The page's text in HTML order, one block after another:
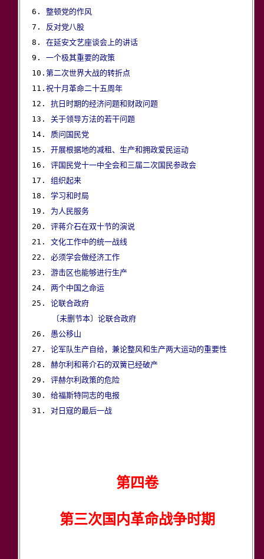
6. 整顿党的作风
7. 反对党八股
8. 在延安文艺座谈会上的讲话
9. 一个极其重要的政策
10. 第二次世界大战的转折点
11. 祝十月革命二十五周年
12. 抗日时期的经济问题和财政问题
13. 关于领导方法的若干问题
14. 质问国民党
15. 开展根据地的减租、生产和拥政爱民运动
16. 评国民党十一中全会和三届二次国民参政会
17. 组织起来
18. 学习和时局
19. 为人民服务
20. 评蒋介石在双十节的演说
21. 文化工作中的统一战线
22. 必须学会做经济工作
23. 游击区也能够进行生产
24. 两个中国之命运
25. 论联合政府
〔未删节本〕论联合政府
26. 愚公移山
27. 论军队生产自给，兼论整风和生产两大运动的重要性
28. 赫尔利和蒋介石的双簧已经破产
29. 评赫尔利政策的危险
30. 给福斯特同志的电报
31. 对日寇的最后一战
第四卷
第三次国内革命战争时期